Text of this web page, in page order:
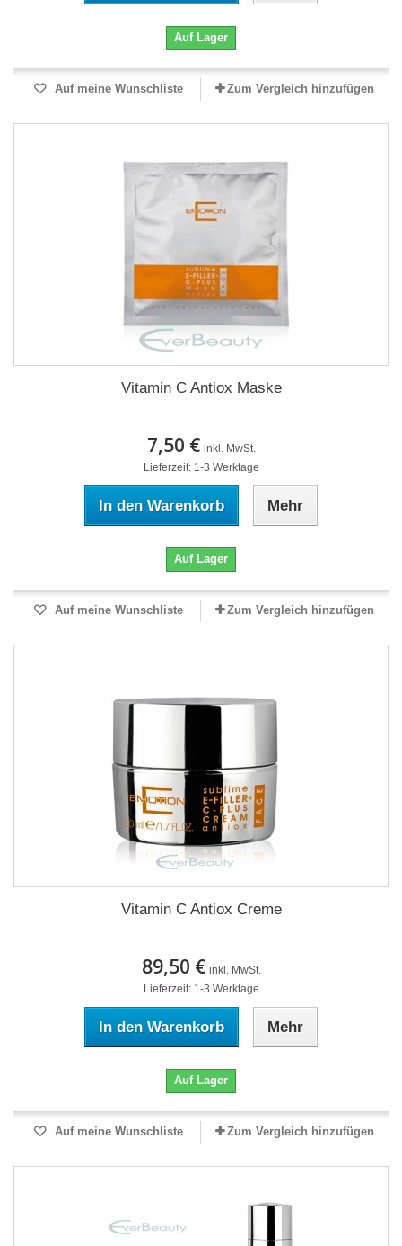
Auf Lager
Auf meine Wunschliste Zum Vergleich hinzufügen
Vitamin C Antiox Maske
7,50 € inkl. MwSt.
Lieferzeit: 1-3 Werktage
In den Warenkorb Mehr
Auf Lager
Auf meine Wunschliste Zum Vergleich hinzufügen
Vitamin C Antiox Creme
89,50 € inkl. MwSt.
Lieferzeit: 1-3 Werktage
In den Warenkorb Mehr
Auf Lager
Auf meine Wunschliste Zum Vergleich hinzufügen